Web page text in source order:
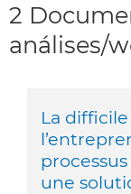
2
análises/
La
une